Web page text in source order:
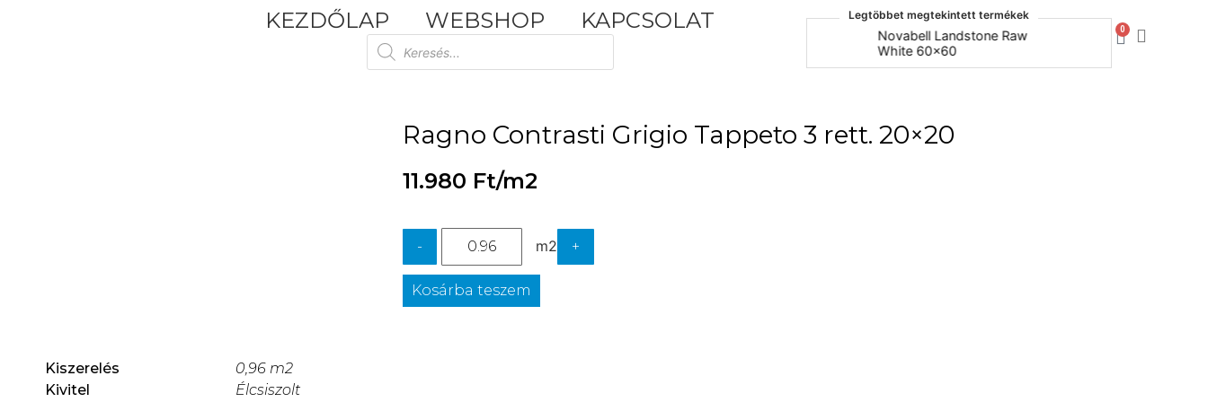
KEZDŐLAP WEBSHOP KAPCSOLAT Legtöbbet megtekintett termékek
Tuscania Durango Medium
Novabell Landstone Raw
White 60x60
0
Ragno Contrasti Grigio Tappeto 3 rett. 20×20
11.980 Ft/m2
- m2 +
Kosárba teszem
Kiszerelés
0,96 m2
Kivitel
Élcsiszolt